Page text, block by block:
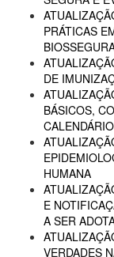
PRÁTICAS
DE
BÁSICOS,
HUMANA
E
A SER
VERDADES